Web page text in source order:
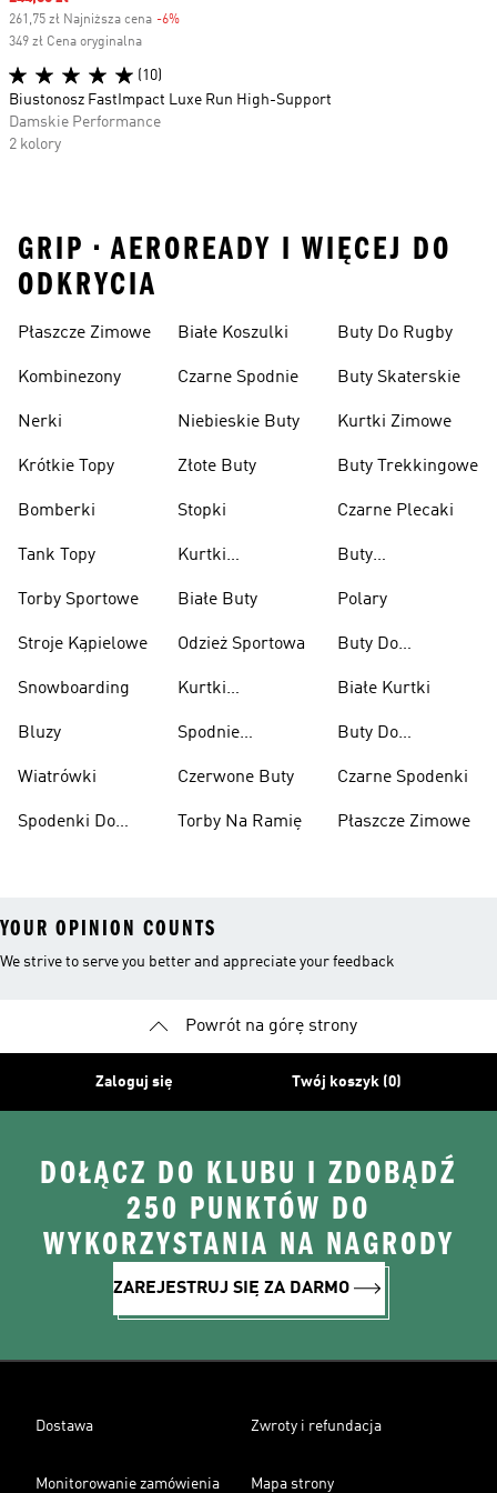
261,75 zł Najniższa cena -6%
349 zł Cena oryginalna
(10)
Biustonosz FastImpact Luxe Run High-Support
Damskie Performance
2 kolory
GRIP • AEROREADY I WIĘCEJ DO
ODKRYCIA
Płaszcze Zimowe
Kombinezony
Nerki
Krótkie Topy
Bomberki
Tank Topy
Torby Sportowe
Stroje Kąpielowe
Snowboarding
Bluzy
Wiatrówki
Spodenki Do
Białe Koszulki
Czarne Spodnie
Niebieskie Buty
Złote Buty
Stopki
Kurtki
Białe Buty
Odzież Sportowa
Kurtki
Spodnie
Czerwone Buty
Torby Na Ramię
Buty Do Rugby
Buty Skaterskie
Kurtki Zimowe
Buty Trekkingowe
Czarne Plecaki
Buty
Polary
Buty Do
Ciężarów
Białe Kurtki
Buty Do
Czarne Spodenki
Płaszcze Zimowe
YOUR OPINION COUNTS
We strive to serve you better and appreciate your feedback
Powrót na górę strony
Zaloguj się Twój koszyk (0)
DOŁĄCZ DO KLUBU I ZDOBĄDŹ
250 PUNKTÓW DO
WYKORZYSTANIA NA NAGRODY
ZAREJESTRUJ SIĘ ZA DARMO
Dostawa Zwroty i refundacja
Monitorowanie zamówienia Mapa strony